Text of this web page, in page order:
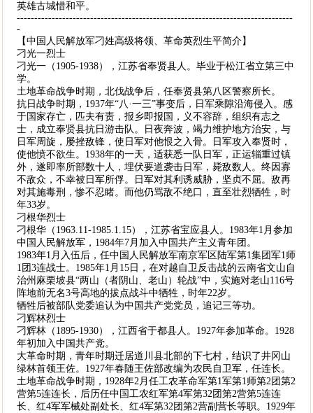
英雄古城惜和平。
-------------------------------------------------------------------------------
-
【中国人民解放军刁姓高级将领、革命英烈生平简介】
刁光一烈士
刁光一（1905-1938），江苏省奉贤县人。毕业于松江省立第三中
学。
土地革命战争时期，北伐战争后，任奉贤县第八区警察所长。
抗日战争时期，1937年“八·一三”事变后，日军乘隙沿海侵入。感
于国家存亡，匹夫有责，报乡即报国，义不容辞，组织有志之
士，成立奉贤县抗日游击队。日夜奔波，竭力维护地方治安，与
日军周旋，屡挫敌锋，使日军对他恨之入骨。日军攻入奉贤时，
使他愤不欲生。1938年的一天，适获悉一队日军，正运辎重过镇
外，遂即率所部数十人，埋伏要道袭击日军，毙敌数人。终因寡
不敌众，不幸被日军所俘。日军对其利诱威胁，坚贞不屈。敌再
对其施毒刑，惨不忍睹。而他仍骂敌不绝口，直至壮烈牺牲，时
年33岁。
刁根华烈士
刁根华（1963.11-1985.1.15），江苏省宝应县人。1983年1月参加
中国人民解放军，1984年7月加入中国共产主义青年团。
1983年1月入伍后，任中国人民解放军南京军区陆军第1集团军1师
1团3连战士。1985年1月15日，在对越自卫反击战的云南省文山自
治州麻栗坡县“两山（者阴山、老山）轮战”中，实施对老山116号
阵地前无名3号高地的拔点战斗中牺牲，时年22岁。
牺牲后被部队党委追认为中国共产党党员，追记三等功。
刁辉林烈士
刁辉林（1895-1930），江西省于都县人。1927年参加革命。1928
年初加入中国共产党。
大革命时期，青年时期迁居道川县北部的下七村，结识了井冈山
绿林首领王佐。1927年春随王佐部改编为农民自卫军，任连长。
土地革命战争时期，1928年2月任工农革命军第1军第1师第2团第2
营第5连连长，后历任中国工农红军第4军第32团第2营第5连连
长、红4军军械处副处长、红4军第32团第2营副营长等职。1929年